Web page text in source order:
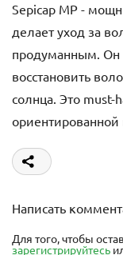
Sepicap MP -
делает уход за
продуманным. Он
восстановить
солнца. Это must-
ориентированной
Написать
Для того, чтобы
зарегистрируйтесь